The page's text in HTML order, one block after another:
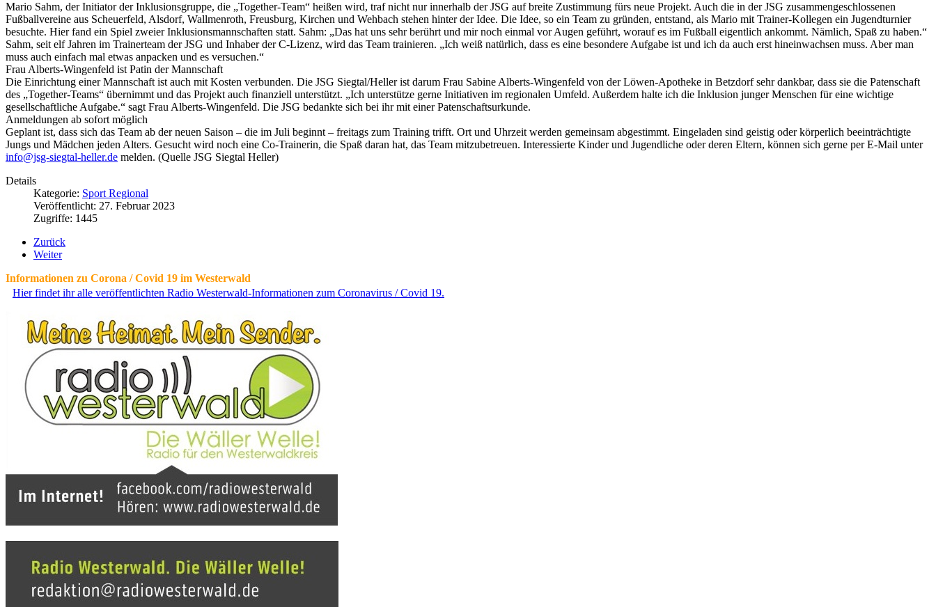
Mario Sahm, der Initiator der Inklusionsgruppe, die „Together-Team“ heißen wird, traf nicht nur innerhalb der JSG auf breite Zustimmung fürs neue Projekt. Auch die in der JSG zusammengeschlossenen
Fußballvereine aus Scheuerfeld, Alsdorf, Wallmenroth, Freusburg, Kirchen und Wehbach stehen hinter der Idee. Die Idee, so ein Team zu gründen, entstand, als Mario mit Trainer-Kollegen ein Jugendturnier
besuchte. Hier fand ein Spiel zweier Inklusionsmannschaften statt. Sahm: „Das hat uns sehr berührt und mir noch einmal vor Augen geführt, worauf es im Fußball eigentlich ankommt. Nämlich, Spaß zu haben.“
Sahm, seit elf Jahren im Trainerteam der JSG und Inhaber der C-Lizenz, wird das Team trainieren. „Ich weiß natürlich, dass es eine besondere Aufgabe ist und ich da auch erst hineinwachsen muss. Aber man
muss auch einfach mal etwas anpacken und es versuchen.“
Frau Alberts-Wingenfeld ist Patin der Mannschaft
Die Einrichtung einer Mannschaft ist auch mit Kosten verbunden. Die JSG Siegtal/Heller ist darum Frau Sabine Alberts-Wingenfeld von der Löwen-Apotheke in Betzdorf sehr dankbar, dass sie die Patenschaft
des „Together-Teams“ übernimmt und das Projekt auch finanziell unterstützt. „Ich unterstütze gerne Initiativen im regionalen Umfeld. Außerdem halte ich die Inklusion junger Menschen für eine wichtige
gesellschaftliche Aufgabe.“ sagt Frau Alberts-Wingenfeld. Die JSG bedankte sich bei ihr mit einer Patenschaftsurkunde.
Anmeldungen ab sofort möglich
Geplant ist, dass sich das Team ab der neuen Saison – die im Juli beginnt – freitags zum Training trifft. Ort und Uhrzeit werden gemeinsam abgestimmt. Eingeladen sind geistig oder körperlich beeinträchtigte
Jungs und Mädchen jeden Alters. Gesucht wird noch eine Co-Trainerin, die Spaß daran hat, das Team mitzubetreuen. Interessierte Kinder und Jugendliche oder deren Eltern, können sich gerne per E-Mail unter
info@jsg-siegtal-heller.de melden. (Quelle JSG Siegtal Heller)
Details
Kategorie: Sport Regional
Veröffentlicht: 27. Februar 2023
Zugriffe: 1445
Zurück
Weiter
Informationen zu Corona / Covid 19 im Westerwald
Hier findet ihr alle veröffentlichten Radio Westerwald-Informationen zum Coronavirus / Covid 19.